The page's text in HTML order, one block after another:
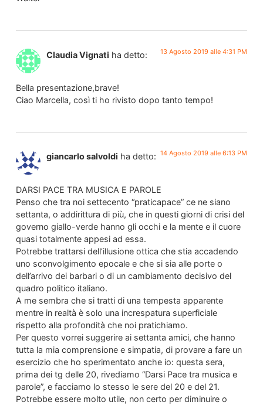
Claudia Vignati ha detto: 13 Agosto 2019 alle 4:31 PM
Bella presentazione,brave!
Ciao Marcella, così ti ho rivisto dopo tanto tempo!
giancarlo salvoldi ha detto: 14 Agosto 2019 alle 6:13 PM
DARSI PACE TRA MUSICA E PAROLE
Penso che tra noi settecento “praticapace” ce ne siano
settanta, o addirittura di più, che in questi giorni di crisi del
governo giallo-verde hanno gli occhi e la mente e il cuore
quasi totalmente appesi ad essa.
Potrebbe trattarsi dell’illusione ottica che stia accadendo
uno sconvolgimento epocale e che si sia alle porte o
dell’arrivo dei barbari o di un cambiamento decisivo del
quadro politico italiano.
A me sembra che si tratti di una tempesta apparente
mentre in realtà è solo una increspatura superficiale
rispetto alla profondità che noi pratichiamo.
Per questo vorrei suggerire ai settanta amici, che hanno
tutta la mia comprensione e simpatia, di provare a fare un
esercizio che ho sperimentato anche io: questa sera,
prima dei tg delle 20, rivediamo “Darsi Pace tra musica e
parole”, e facciamo lo stesso le sere del 20 e del 21.
Potrebbe essere molto utile, non certo per diminuire o